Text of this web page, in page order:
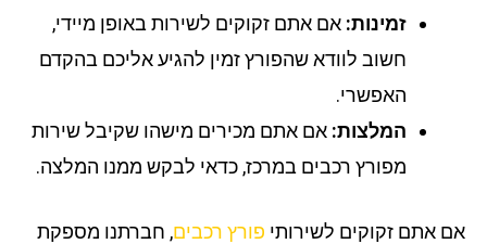
זמינות:אם אתם זקוקים לשירות באופן מיידי,
חשוב לוודא שהפורץ זמין להגיע אליכם בהקדם
האפשרי.
המלצות:אם אתם מכירים מישהו שקיבל שירות
מפורץ רכבים במרכז, כדאי לבקש ממנו המלצה.
אתם זקוקים לשירותיפורץ רכבים, חברתנו מספקת